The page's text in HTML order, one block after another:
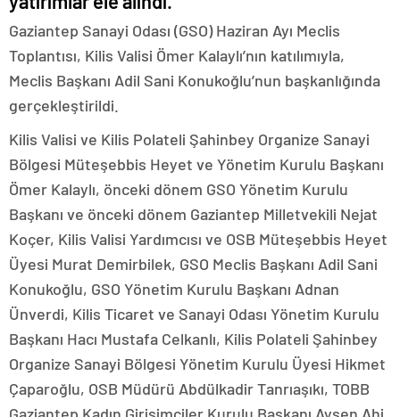
Gaziantep Sanayi Odası (GSO) Haziran Ayı Meclis
Toplantısı, Kilis Valisi Ömer Kalaylı’nın katılımıyla,
Meclis Başkanı Adil Sani Konukoğlu’nun başkanlığında
gerçekleştirildi.
Kilis Valisi ve Kilis Polateli Şahinbey Organize Sanayi
Bölgesi Müteşebbis Heyet ve Yönetim Kurulu Başkanı
Ömer Kalaylı, önceki dönem GSO Yönetim Kurulu
Başkanı ve önceki dönem Gaziantep Milletvekili Nejat
Koçer, Kilis Valisi Yardımcısı ve OSB Müteşebbis Heyet
Üyesi Murat Demirbilek, GSO Meclis Başkanı Adil Sani
Konukoğlu, GSO Yönetim Kurulu Başkanı Adnan
Ünverdi, Kilis Ticaret ve Sanayi Odası Yönetim Kurulu
Başkanı Hacı Mustafa Celkanlı, Kilis Polateli Şahinbey
Organize Sanayi Bölgesi Yönetim Kurulu Üyesi Hikmet
Çaparoğlu, OSB Müdürü Abdülkadir Tanrıaşıkı, TOBB